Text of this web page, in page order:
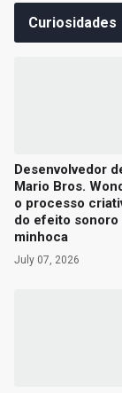
Curiosidades
Desenvolvedor
Mario Bros.
o processo
do efeito sonoro
minhoca
July 07, 2026